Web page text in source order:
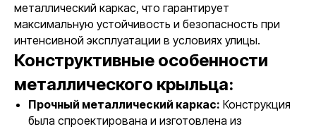
металлический каркас, что гарантирует
максимальную устойчивость и безопасность при
интенсивной эксплуатации в условиях улицы.
Конструктивные особенности
металлического крыльца:
Прочный металлический каркас: Конструкция
была спроектирована и изготовлена из